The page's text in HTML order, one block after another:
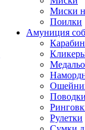
Миски
Поилки
Амуниция
Рулетки